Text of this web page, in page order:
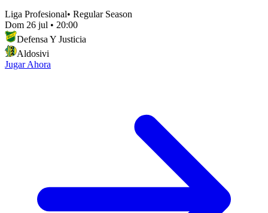
Liga Profesional• Regular Season
Dom 26 jul • 20:00
Defensa Y Justicia
Aldosivi
Jugar Ahora